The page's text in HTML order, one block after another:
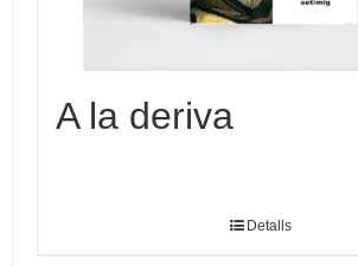
A la deriva
Detalls